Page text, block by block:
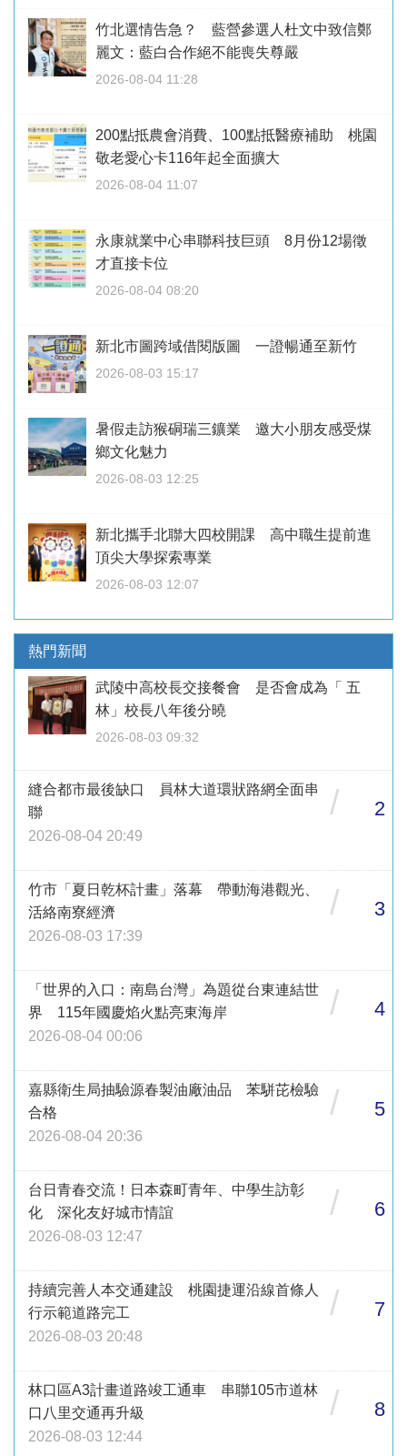
竹北選情告急？ 藍營參選人杜文中致信鄭
麗文：藍白合作絕不能喪失尊嚴
2026-08-04 11:28
200點抵農會消費、100點抵醫療補助 桃園
敬老愛心卡116年起全面擴大
2026-08-04 11:07
永康就業中心串聯科技巨頭 8月份12場徵
才直接卡位
2026-08-04 08:20
新北市圖跨域借閱版圖 一證暢通至新竹
2026-08-03 15:17
暑假走訪猴硐瑞三鑛業 邀大小朋友感受煤
鄉文化魅力
2026-08-03 12:25
新北攜手北聯大四校開課 高中職生提前進
頂尖大學探索專業
2026-08-03 12:07
熱門新聞
武陵中高校長交接餐會 是否會成為「 五
林」校長八年後分曉
2026-08-03 09:32
縫合都市最後缺口 員林大道環狀路網全面串
聯
2026-08-04 20:49
/ 2
竹市「夏日乾杯計畫」落幕 帶動海港觀光、
活絡南寮經濟
2026-08-03 17:39
/ 3
「世界的入口：南島台灣」為題從台東連結世
界 115年國慶焰火點亮東海岸
2026-08-04 00:06
/ 4
嘉縣衛生局抽驗源春製油廠油品 苯駢芘檢驗
合格
2026-08-04 20:36
/ 5
台日青春交流！日本森町青年、中學生訪彰
化 深化友好城市情誼
2026-08-03 12:47
/ 6
持續完善人本交通建設 桃園捷運沿線首條人
行示範道路完工
2026-08-03 20:48
/ 7
林口區A3計畫道路竣工通車 串聯105市道林
口八里交通再升級
2026-08-03 12:44
/ 8